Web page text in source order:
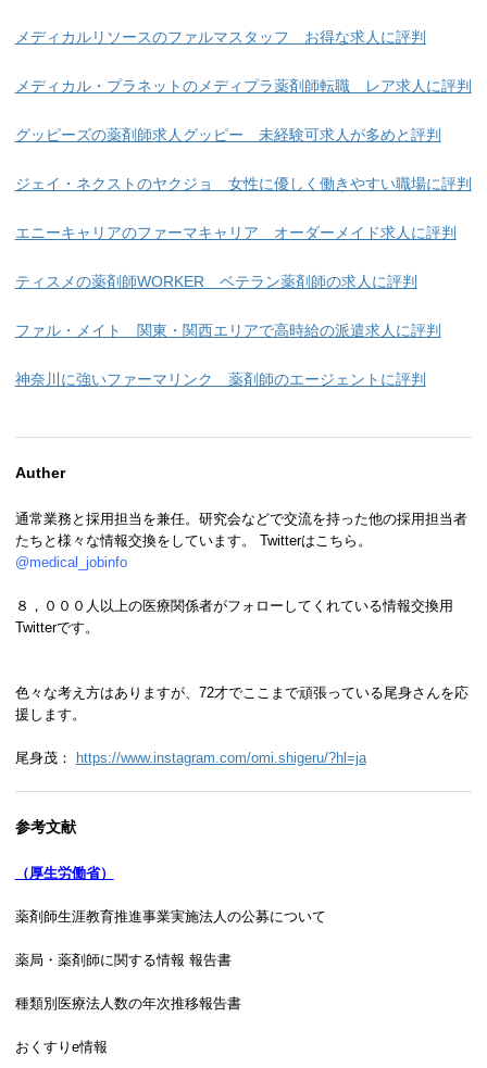
メディカルリソースのファルマスタッフ お得な求人に評判
メディカル・プラネットのメディプラ薬剤師転職 レア求人に評判
グッピーズの薬剤師求人グッピー 未経験可求人が多めと評判
ジェイ・ネクストのヤクジョ 女性に優しく働きやすい職場に評判
エニーキャリアのファーマキャリア オーダーメイド求人に評判
ティスメの薬剤師WORKER ベテラン薬剤師の求人に評判
ファル・メイト 関東・関西エリアで高時給の派遣求人に評判
神奈川に強いファーマリンク 薬剤師のエージェントに評判
Auther
通常業務と採用担当を兼任。研究会などで交流を持った他の採用担当者
たちと様々な情報交換をしています。 Twitterはこちら。
@medical_jobinfo
８，０００人以上の医療関係者がフォローしてくれている情報交換用
Twitterです。
色々な考え方はありますが、72才でここまで頑張っている尾身さんを応
援します。
尾身茂： https://www.instagram.com/omi.shigeru/?hl=ja
参考文献
（厚生労働省）
薬剤師生涯教育推進事業実施法人の公募について
薬局・薬剤師に関する情報 報告書
種類別医療法人数の年次推移報告書
おくすりe情報